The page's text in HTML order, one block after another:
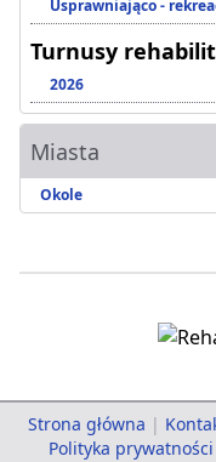
Usprawniająco -
Turnusy
2026
Miasta
Okole
Strona główna |
Polityka prywatności